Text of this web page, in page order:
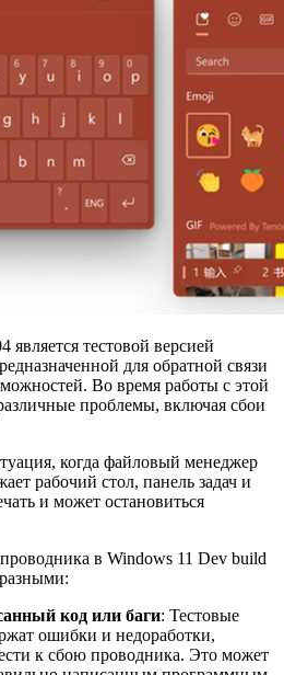
тестовой версией
для обратной связи
Во время работы с этой
проблемы, включая сбои
когда файловый менеджер
рабочий стол, панель задач и
и может остановиться
в Windows 11 Dev build
код или баги: Тестовые
ошибки и недоработки,
к сбою проводника. Это может